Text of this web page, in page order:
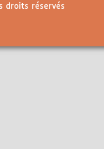
droits réservés